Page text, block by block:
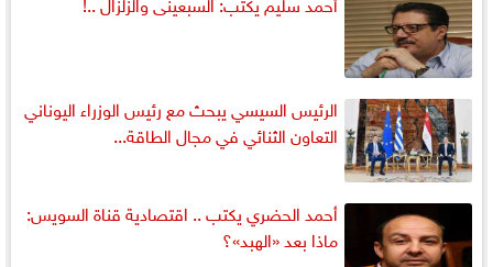
الرئيس السيسي يبحث مع رئيس الوزراء اليوناني
التعاون الثنائي في مجال الطاقة...
أحمد الحضري يكتب .. اقتصادية قناة السويس:
ماذا بعد «الهبد»؟